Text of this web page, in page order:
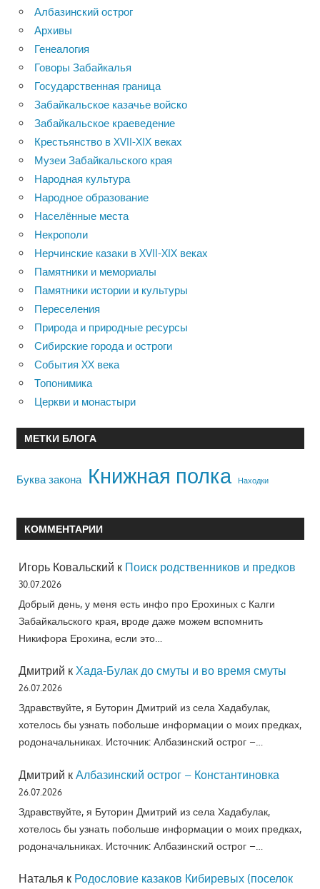
Албазинский острог
Архивы
Генеалогия
Говоры Забайкалья
Государственная граница
Забайкальское казачье войско
Забайкальское краеведение
Крестьянство в XVII-XIX веках
Музеи Забайкальского края
Народная культура
Народное образование
Населённые места
Некрополи
Нерчинские казаки в XVII-XIX веках
Памятники и мемориалы
Памятники истории и культуры
Переселения
Природа и природные ресурсы
Сибирские города и остроги
События XX века
Топонимика
Церкви и монастыри
МЕТКИ БЛОГА
Буква закона Книжная полка Находки
КОММЕНТАРИИ
Игорь Ковальский к Поиск родственников и предков
30.07.2026
Добрый день, у меня есть инфо про Ерохиных с Калги
Забайкальского края, вроде даже можем вспомнить
Никифора Ерохина, если это…
Дмитрий к Хада-Булак до смуты и во время смуты
26.07.2026
Здравствуйте, я Буторин Дмитрий из села Хадабулак,
хотелось бы узнать побольше информации о моих предках,
родоначальниках. Источник: Албазинский острог –…
Дмитрий к Албазинский острог – Константиновка
26.07.2026
Здравствуйте, я Буторин Дмитрий из села Хадабулак,
хотелось бы узнать побольше информации о моих предках,
родоначальниках. Источник: Албазинский острог –…
Наталья к Родословие казаков Кибиревых (поселок